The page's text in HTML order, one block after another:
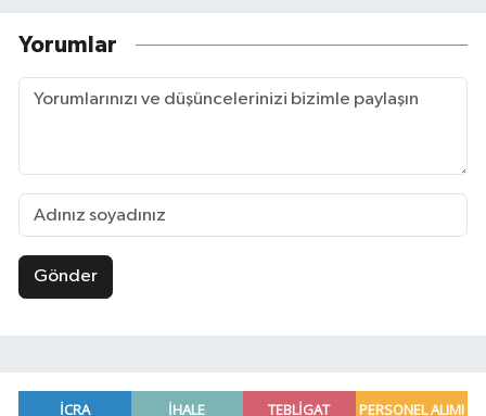
Yorumlar
Gönder